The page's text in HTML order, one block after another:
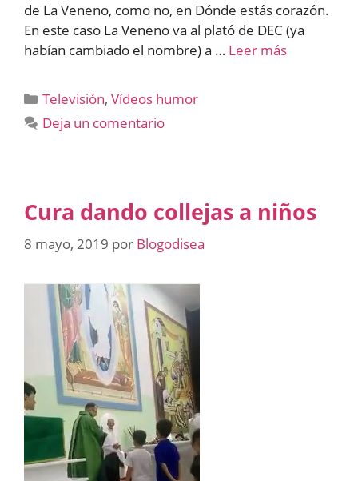
de La Veneno, como no, en Dónde estás corazón.
En este caso La Veneno va al plató de DEC (ya
habían cambiado el nombre) a … Leer más
Categorías
Televisión,Vídeos humor
Deja un comentario
Cura dando collejas a niños
8 mayo, 2019 por Blogodisea